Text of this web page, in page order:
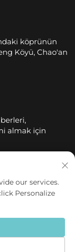
köprünün
Köyü, Chao'an
almak için
Sanayi
our services.
Personalize